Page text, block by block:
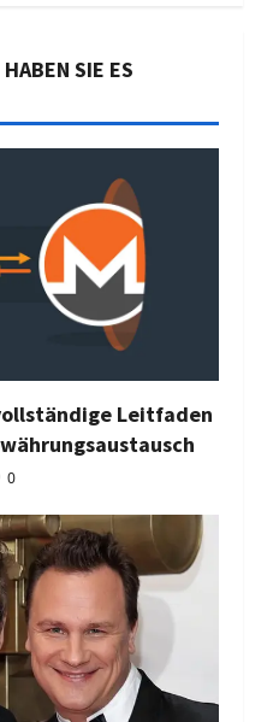
SIE ES
Leitfaden
0